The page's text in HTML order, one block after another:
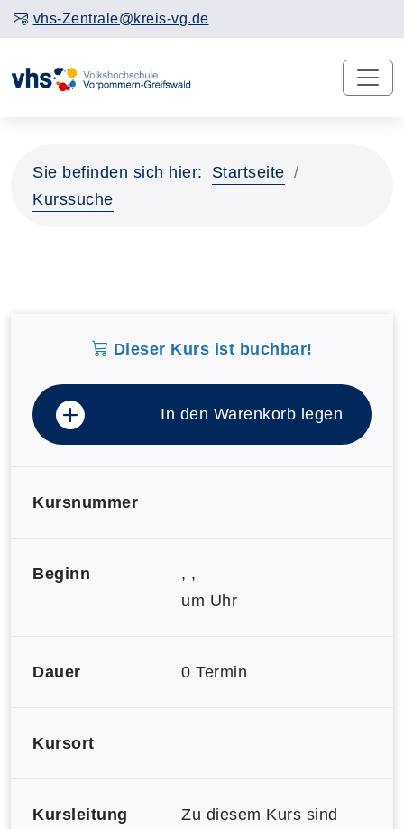
vhs-Zentrale@kreis-vg.de
Sie befinden sich hier:
Startseite
Kurssuche
Dieser Kurs ist buchbar!
In den Warenkorb legen
Kursnummer
Beginn
, ,
um Uhr
Dauer 0 Termin
Kursort
Kursleitung
Zu diesem Kurs sind